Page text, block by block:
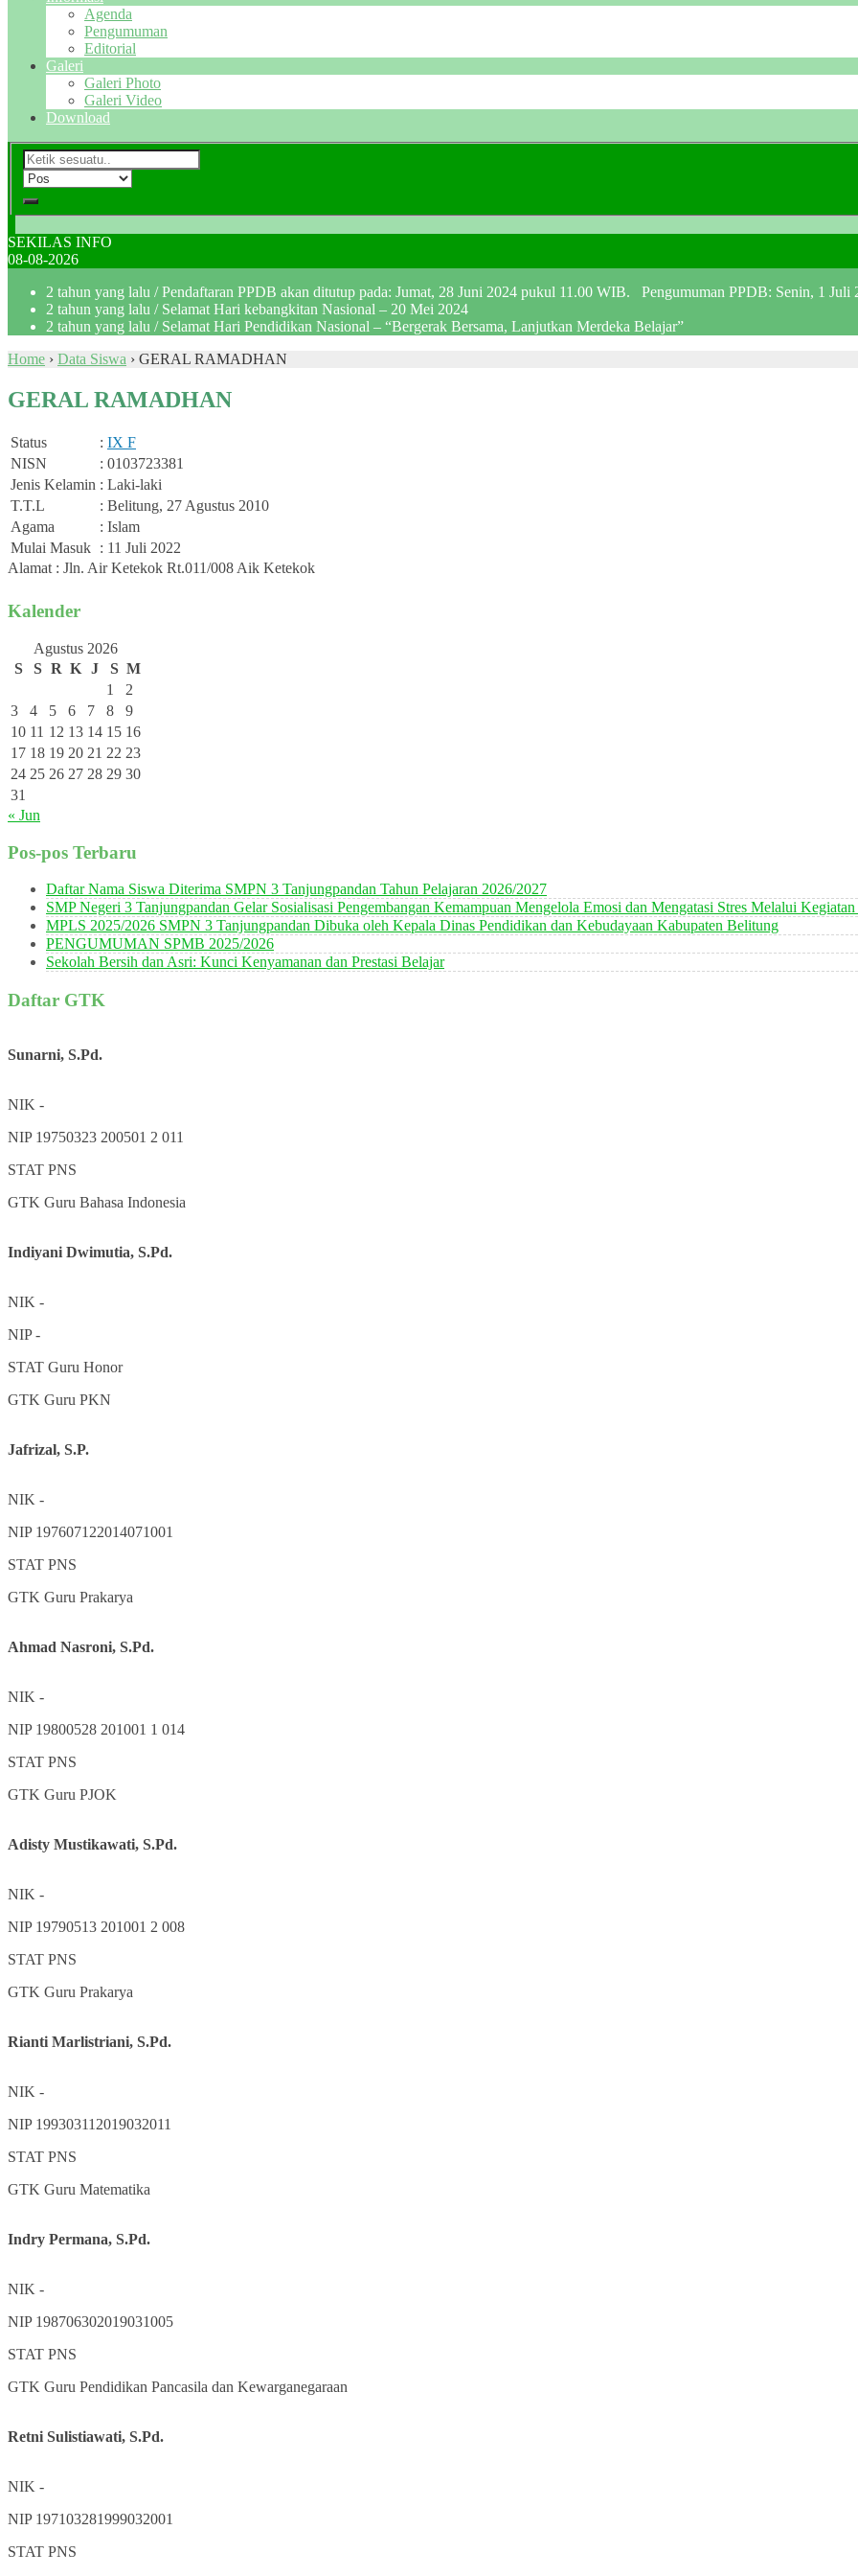
Agenda
Pengumuman
Editorial
Galeri
Galeri Photo
Galeri Video
Download
SEKILAS INFO
08-08-2026
2 tahun yang lalu / Pendaftaran PPDB akan ditutup pada: Jumat, 28 Juni 2024 pukul 11.00 WIB. Pengumuman PPDB: Senin, 1 Juli
2 tahun yang lalu / Selamat Hari kebangkitan Nasional – 20 Mei 2024
2 tahun yang lalu / Selamat Hari Pendidikan Nasional – “Bergerak Bersama, Lanjutkan Merdeka Belajar”
Home › Data Siswa › GERAL RAMADHAN
GERAL RAMADHAN
Status : IX F
NISN
: 0103723381
Jenis Kelamin : Laki-laki
T.T.L
: Belitung, 27 Agustus 2010
Agama
: Islam
Mulai Masuk : 11 Juli 2022
Alamat : Jln. Air Ketekok Rt.011/008 Aik Ketekok
Kalender
Agustus 2026
S
S R K J S M
1
2
3
4 5 6 7 8
9
10 11 12 13 14 15 16
17 18 19 20 21 22 23
24 25 26 27 28 29 30
31
« Jun
Pos-pos Terbaru
Daftar Nama Siswa Diterima SMPN 3 Tanjungpandan Tahun Pelajaran 2026/2027
SMP Negeri 3 Tanjungpandan Gelar Sosialisasi Pengembangan Kemampuan Mengelola Emosi dan Mengatasi Stres Melalui
MPLS 2025/2026 SMPN 3 Tanjungpandan Dibuka oleh Kepala Dinas Pendidikan dan Kebudayaan Kabupaten Belitung
PENGUMUMAN SPMB 2025/2026
Sekolah Bersih dan Asri: Kunci Kenyamanan dan Prestasi Belajar
Daftar GTK
Sunarni, S.Pd.
NIK -
NIP 19750323 200501 2 011
STAT PNS
GTK Guru Bahasa Indonesia
Indiyani Dwimutia, S.Pd.
NIK -
NIP-
STAT Guru Honor
GTK Guru PKN
Jafrizal, S.P.
NIK -
NIP 197607122014071001
STAT PNS
GTK Guru Prakarya
Ahmad Nasroni, S.Pd.
NIK -
NIP 19800528 201001 1 014
STAT PNS
GTK Guru PJOK
Adisty Mustikawati, S.Pd.
NIK -
NIP 19790513 201001 2 008
STAT PNS
GTK Guru Prakarya
Rianti Marlistriani, S.Pd.
NIK -
NIP 199303112019032011
STAT PNS
GTK Guru Matematika
Indry Permana, S.Pd.
NIK -
NIP 198706302019031005
STAT PNS
GTK Guru Pendidikan Pancasila dan Kewarganegaraan
Retni Sulistiawati, S.Pd.
NIK -
NIP 197103281999032001
STAT PNS